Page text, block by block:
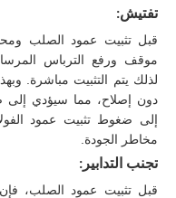
تفتيش:
قبل تثبيت عمود الصلب
موقف ورفع الترباس
لذلك يتم التثبيت مباشرة.
دون إصلاح، مما سيؤدي إلى
إلى ضغوط تثبيت عمود
مخاطر الجودة.
تجنب التدابير:
قبل تثبيت عمود الصلب،